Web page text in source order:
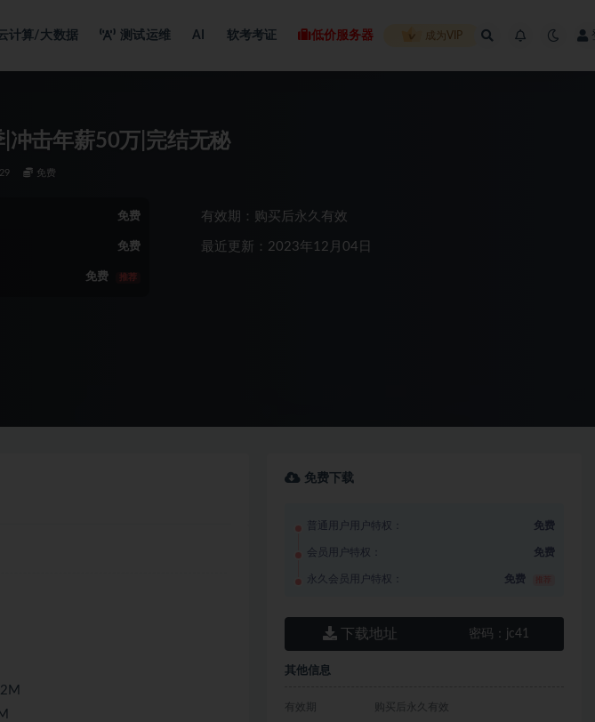
计算/大数据 测试运维 AI 软考考证 低价服务器 成为VIP
|冲击年薪50万|完结无秘
免费
免费
免费
免费 推荐
有效期：购买后永久有效
最近更新：2023年12月04日
免费下载
普通用户用户特权： 免费
会员用户特权： 免费
永久会员用户特权： 免费
下载地址 密码： jc41
其他信息
有效期 购买后永久有效